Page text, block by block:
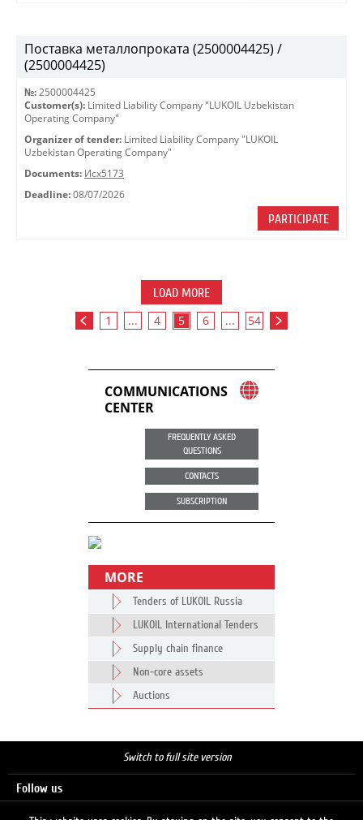
Поставка металлопроката (2500004425) /
(2500004425)
№: 2500004425
Customer(s): Limited Liability Company "LUKOIL Uzbekistan
Operating Company"
Organizer of tender: Limited Liability Company "LUKOIL
Uzbekistan Operating Company"
Documents: Исх5173
Deadline: 08/07/2026
PARTICIPATE
LOAD MORE
1 ... 4 5 6 ... 54
COMMUNICATIONS
CENTER
FREQUENTLY ASKED
QUESTIONS
CONTACTS
SUBSCRIPTION
MORE
Tenders of LUKOIL Russia
LUKOIL International Tenders
Supply chain finance
Non-core assets
Auctions
Switch to full site version
Follow us